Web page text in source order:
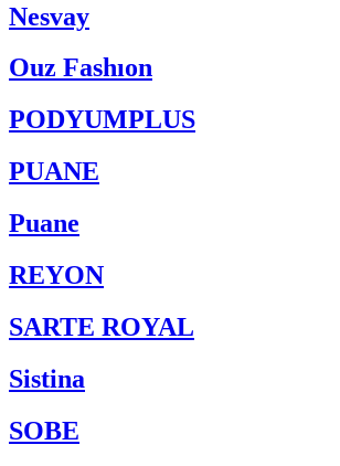
Nesvay
Ouz Fashıon
PODYUMPLUS
PUANE
Puane
REYON
SARTE ROYAL
Sistina
SOBE